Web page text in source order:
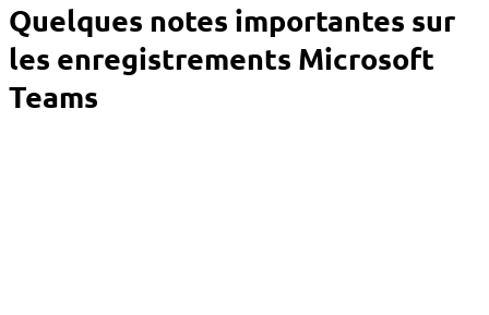
Quelques notes importantes sur
les enregistrements Microsoft
Teams